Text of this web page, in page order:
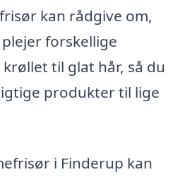
kan rådgive om,
forskellige
til glat hår, så du
produkter til lige
i Finderup kan